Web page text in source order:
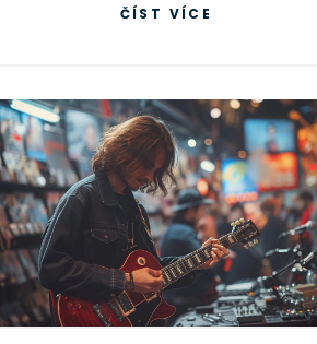
ČÍST VÍCE